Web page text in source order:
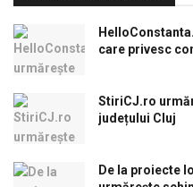
care privesc
StiriCJ.ro
județului Cluj
De la proiecte